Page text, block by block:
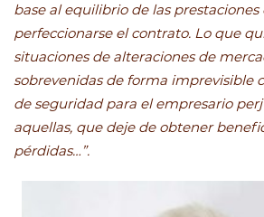
base al equilibrio de las
perfeccionarse el contrato. Lo que
situaciones de alteraciones de
sobrevenidas de forma imprevisible
de seguridad para el empresario
aquellas, que deje de obtener
pérdidas…”.